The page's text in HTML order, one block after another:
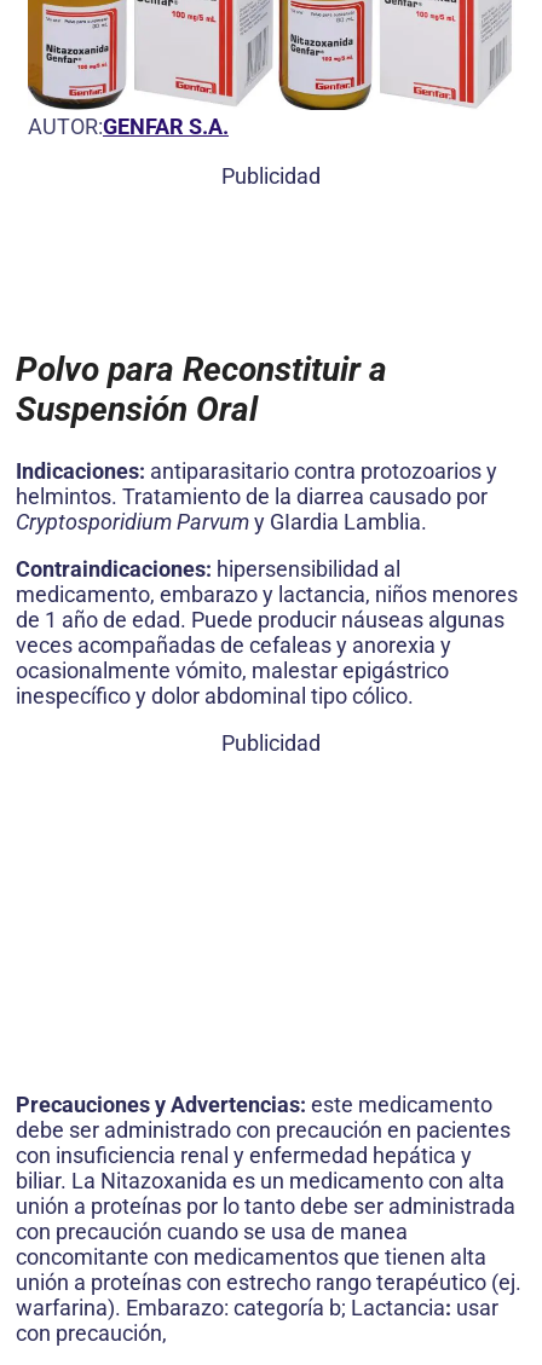
AUTOR:GENFAR S.A.
Publicidad
Polvo para Reconstituir a
Suspensión Oral
Indicaciones: antiparasitario contra protozoarios y
helmintos. Tratamiento de la diarrea causado por
Cryptosporidium Parvumy GIardia Lamblia.
Contraindicaciones: hipersensibilidad al
medicamento, embarazo y lactancia, niños menores
de 1 año de edad. Puede producir náuseas algunas
veces acompañadas de cefaleas y anorexia y
ocasionalmente vómito, malestar epigástrico
inespecífico y dolor abdominal tipo cólico.
Publicidad
Precauciones y Advertencias: este medicamento
debe ser administrado con precaución en pacientes
con insuficiencia renal y enfermedad hepática y
biliar. La Nitazoxanida es un medicamento con alta
unión a proteínas por lo tanto debe ser administrada
con precaución cuando se usa de manea
concomitante con medicamentos que tienen alta
unión a proteínas con estrecho rango terapéutico (ej.
warfarina). Embarazo: categoría b; Lactancia: usar
con precaución,